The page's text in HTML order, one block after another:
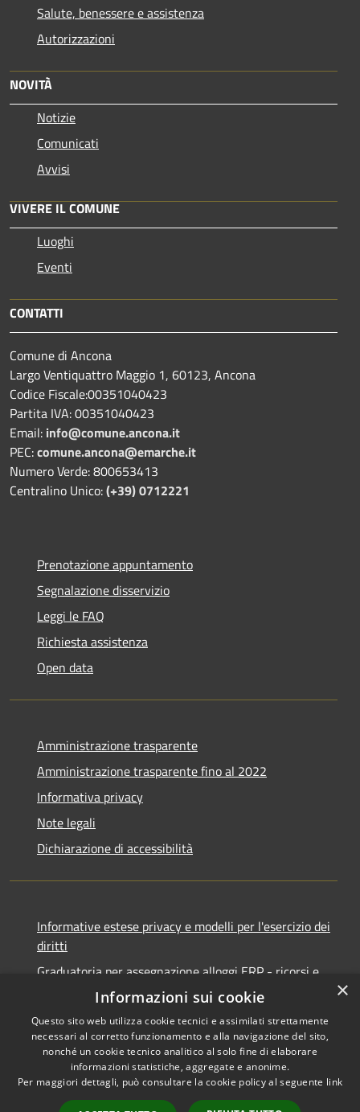
Salute, benessere e assistenza
Autorizzazioni
NOVITÀ
Notizie
Comunicati
Avvisi
VIVERE IL COMUNE
Luoghi
Eventi
CONTATTI
Comune di Ancona
Largo Ventiquattro Maggio 1, 60123, Ancona
Codice Fiscale:00351040423
Partita IVA: 00351040423
Email: info@comune.ancona.it
PEC:comune.ancona@emarche.it
Numero Verde: 800653413
Centralino Unico:(+39) 0712221
Prenotazione appuntamento
Segnalazione disservizio
Leggi le FAQ
Richiesta assistenza
Open data
Amministrazione trasparente
Amministrazione trasparente fino al 2022
Informativa privacy
Note legali
Dichiarazione di accessibilità
Informative estese privacy e modelli per l'esercizio dei
diritti
Graduatoria per assegnazione alloggi ERP - ricorsi e
Accessibilità
Copyright © 2026 • Comune di
Ancona • Powered by
×
Informazioni sui cookie
Questo sito web utilizza cookie tecnici e assimilati strettamente
necessari al corretto funzionamento e alla navigazione del sito,
nonché un cookie tecnico analitico al solo fine di elaborare
informazioni statistiche, aggregate e anonime.
Per maggiori dettagli, può consultare la cookie policy al seguente link